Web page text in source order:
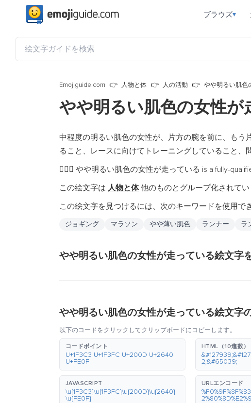
ブラウズ▾
Emojiguide.com 人物と体 人の活動 やや明るい肌色
やや明るい肌色の女性が
中程度の明るい肌色の女性が、片方の腕を前に、も
ること、レースに向けてトレーニングしていること、
🏃🏼‍♀️ やや明るい肌色の女性が走っている is a fully-
この絵文字は 人物と体他のものとグループ化されてい
この絵文字を見つけるには、次のキーワードを使用で
ジョギング マラソン やや薄い肌色 ランナー ラ
やや明るい肌色の女性が走っている絵文字
やや明るい肌色の女性が走っている絵文字
以下のコードをクリックしてクリップボードにコピーします。
コードポイント
U+1F3C3 U+1F3FC U+200D U+2640
U+FE0F
HTML（10進数）
2;&#65039;
JAVASCRIPT
\u{1F3C3}\u{1F3FC}\u{200D}\u{2640}
\u{FE0F}
URLエンコード